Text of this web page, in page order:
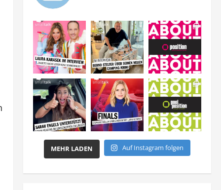
MEHR LADEN Auf Instagram folgen